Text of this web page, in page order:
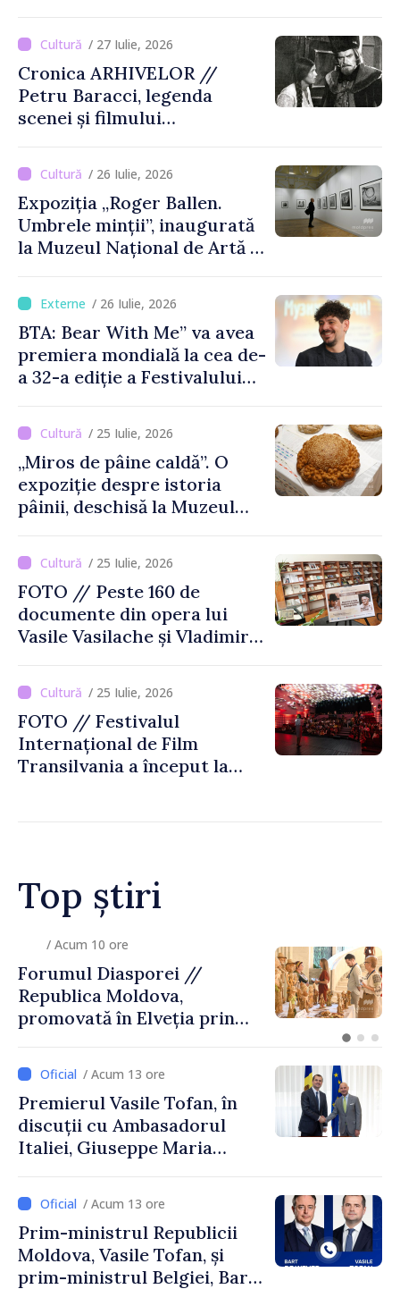
/ 27 Iulie, 2026
Cronica ARHIVELOR //
Petru Baracci, legenda
scenei și filmului
/ 26 Iulie, 2026
Expoziția „Roger Ballen.
Umbrele minții”, inaugurată
la Muzeul Național de Artă al
/ 26 Iulie, 2026
BTA: Bear With Me” va avea
premiera mondială la cea de-
a 32-a ediție a Festivalului
august
/ 25 Iulie, 2026
„Miros de pâine caldă”. O
expoziție despre istoria
pâinii, deschisă la Muzeul
Moldovei
/ 25 Iulie, 2026
FOTO // Peste 160 de
documente din opera lui
Vasile Vasilache și Vladimir
Biblioteca Națională
/ 25 Iulie, 2026
FOTO // Festivalul
Internațional de Film
Transilvania a început la
Top știri
/ Acum 10 ore
Zelenski a ajuns în Serbia, în
prima sa vizită în acest stat
aliat tradițional al Rusiei
/ Acum 13 ore
Premierul Vasile Tofan, în
discuții cu Ambasadorul
Italiei, Giuseppe Maria
/ Acum 13 ore
Prim-ministrul Republicii
Moldova, Vasile Tofan, și
prim-ministrul Belgiei, Bart